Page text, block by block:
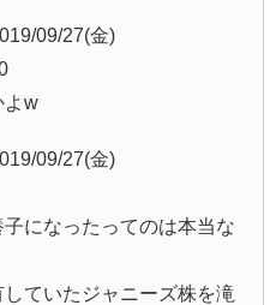
09/27(金)
よw
09/27(金)
になったってのは本当な
ていたジャニーズ株を滝